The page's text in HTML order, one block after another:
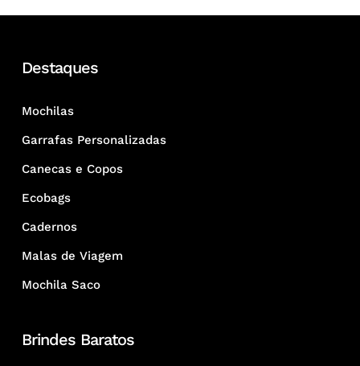
Destaques
Mochilas
Garrafas Personalizadas
Canecas e Copos
Ecobags
Cadernos
Malas de Viagem
Mochila Saco
Brindes Baratos